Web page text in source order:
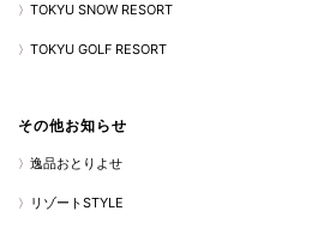
TOKYU SNOW RESORT
TOKYU GOLF RESORT
その他お知らせ
逸品おとりよせ
リゾートSTYLE